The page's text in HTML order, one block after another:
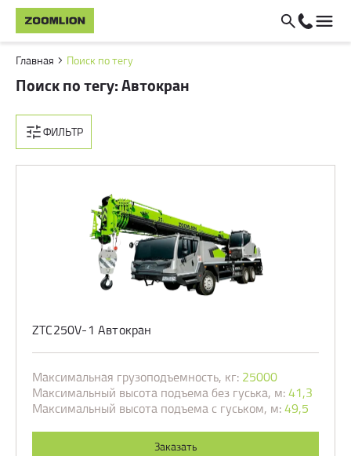
Главная Поиск по тегу
Поиск по тегу: Автокран
ФИЛЬТР
ZTC250V-1 Автокран
Максимальная грузоподъемность, кг: 25000
Максимальный высота подъема без гуська, м:41,3
Максимальный высота подъема с гуськом, м:49,5
Заказать